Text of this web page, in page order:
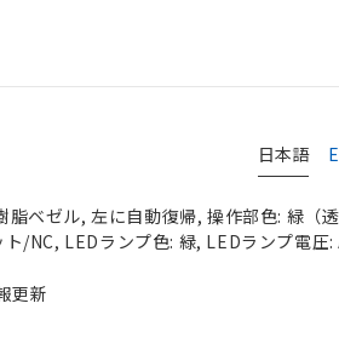
日本語
ベゼル, 左に自動復帰, 操作部色: 緑（
/NC, LEDランプ色: 緑, LEDランプ電圧:
更新